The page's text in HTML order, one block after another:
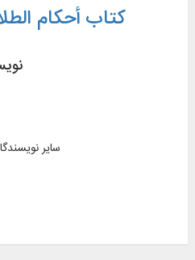
کتاب أحکام
سایر